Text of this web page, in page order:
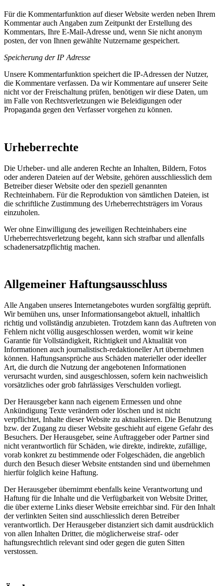
Für die Kommentarfunktion auf dieser Website werden neben Ihrem
Kommentar auch Angaben zum Zeitpunkt der Erstellung des
Kommentars, Ihre E-Mail-Adresse und, wenn Sie nicht anonym
posten, der von Ihnen gewählte Nutzername gespeichert.
Speicherung der IP Adresse
Unsere Kommentarfunktion speichert die IP-Adressen der Nutzer,
die Kommentare verfassen. Da wir Kommentare auf unserer Seite
nicht vor der Freischaltung prüfen, benötigen wir diese Daten, um
im Falle von Rechtsverletzungen wie Beleidigungen oder
Propaganda gegen den Verfasser vorgehen zu können.
Urheberrechte
Die Urheber- und alle anderen Rechte an Inhalten, Bildern, Fotos
oder anderen Dateien auf der Website, gehören ausschliesslich dem
Betreiber dieser Website oder den speziell genannten
Rechteinhabern. Für die Reproduktion von sämtlichen Dateien, ist
die schriftliche Zustimmung des Urheberrechtsträgers im Voraus
einzuholen.
Wer ohne Einwilligung des jeweiligen Rechteinhabers eine
Urheberrechtsverletzung begeht, kann sich strafbar und allenfalls
schadenersatzpflichtig machen.
Allgemeiner Haftungsausschluss
Alle Angaben unseres Internetangebotes wurden sorgfältig geprüft.
Wir bemühen uns, unser Informationsangebot aktuell, inhaltlich
richtig und vollständig anzubieten. Trotzdem kann das Auftreten von
Fehlern nicht völlig ausgeschlossen werden, womit wir keine
Garantie für Vollständigkeit, Richtigkeit und Aktualität von
Informationen auch journalistisch-redaktioneller Art übernehmen
können. Haftungsansprüche aus Schäden materieller oder ideeller
Art, die durch die Nutzung der angebotenen Informationen
verursacht wurden, sind ausgeschlossen, sofern kein nachweislich
vorsätzliches oder grob fahrlässiges Verschulden vorliegt.
Der Herausgeber kann nach eigenem Ermessen und ohne
Ankündigung Texte verändern oder löschen und ist nicht
verpflichtet, Inhalte dieser Website zu aktualisieren. Die Benutzung
bzw. der Zugang zu dieser Website geschieht auf eigene Gefahr des
Besuchers. Der Herausgeber, seine Auftraggeber oder Partner sind
nicht verantwortlich für Schäden, wie direkte, indirekte, zufällige,
vorab konkret zu bestimmende oder Folgeschäden, die angeblich
durch den Besuch dieser Website entstanden sind und übernehmen
hierfür folglich keine Haftung.
Der Herausgeber übernimmt ebenfalls keine Verantwortung und
Haftung für die Inhalte und die Verfügbarkeit von Website Dritter,
die über externe Links dieser Website erreichbar sind. Für den Inhalt
der verlinkten Seiten sind ausschliesslich deren Betreiber
verantwortlich. Der Herausgeber distanziert sich damit ausdrücklich
von allen Inhalten Dritter, die möglicherweise straf- oder
haftungsrechtlich relevant sind oder gegen die guten Sitten
verstossen.